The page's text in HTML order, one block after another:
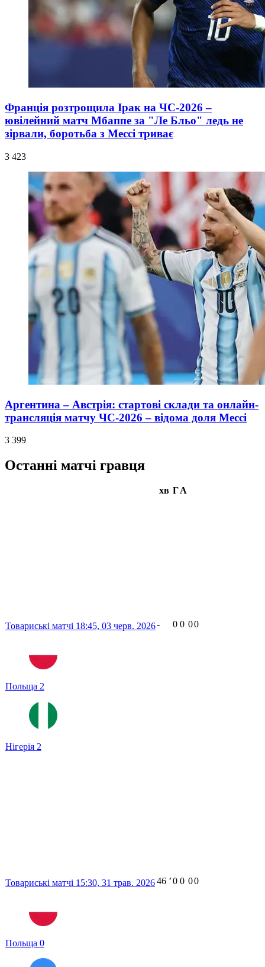
Франція розтрощила Ірак на ЧС-2026 –
ювілейний матч Мбаппе за "Ле Бльо" ледь не
зірвали, боротьба з Мессі триває
3 423
Аргентина – Австрія: стартові склади та онлайн-
трансляція матчу ЧС-2026 – відома доля Мессі
3 399
Останні матчі гравця
хв ГА
Товариські матчі 18:45, 03 черв. 2026
Польща 2
Нігерія 2
- 0 0 00
Товариські матчі 15:30, 31 трав. 2026
Польща 0
46 ʼ0 0 00